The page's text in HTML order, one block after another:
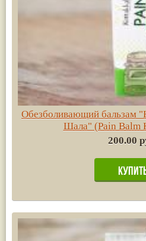
Обезболивающий бальзам
Шала" (Pain Balm
200.00